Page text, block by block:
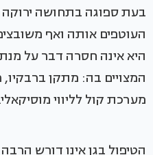
בעת ספוגה בתחושה ירוקה
העוטפים אותה ואף
היא אינה חסרה דבר על
המצויים בה: מתקן ברבקיו,
מערכת קול לליווי מוסיקאלי.
הטיפול בגן אינו דורש